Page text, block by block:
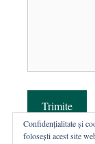
Trimite
Confidențialitate și
folosești acest site